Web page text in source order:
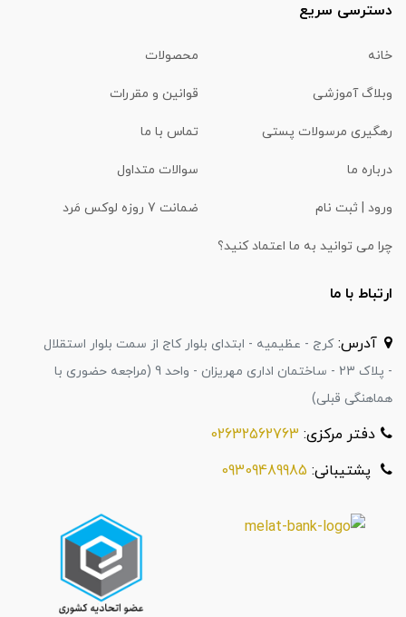
دسترسی سریع
خانه محصولات
وبلاگ آموزشی قوانین و مقررات
رهگیری مرسولات پستی تماس با ما
درباره ما سوالات متداول
ورود | ثبت نام ضمانت 7 روزه لوکس مَرد
چرا می توانید به ما اعتماد کنید؟
ارتباط با ما
آدرس:کرج - عظیمیه - ابتدای بلوار کاج از سمت بلوار استقلال
- پلاک 23 - ساختمان اداری مهریزان - واحد 9 (مراجعه حضوری با
هماهنگی قبلی)
دفتر مرکزی: 02632562763
پشتیبانی: 09309489985